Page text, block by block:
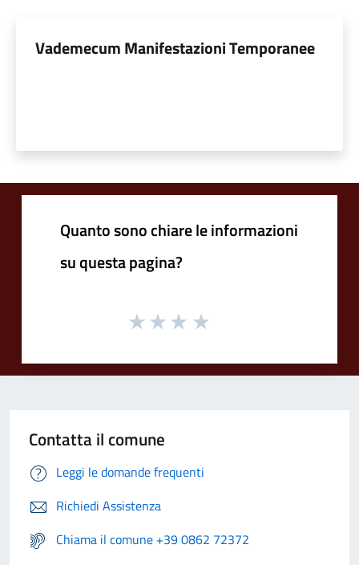
Vademecum Manifestazioni Temporanee
Quanto sono chiare le informazioni
su questa pagina?
Contatta il comune
Leggi le domande frequenti
Richiedi Assistenza
Chiama il comune +39 0862 72372